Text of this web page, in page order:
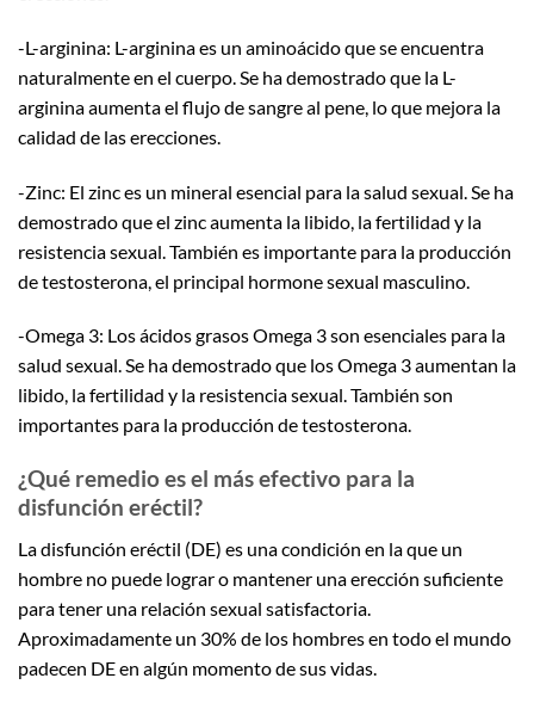
-L-arginina: L-arginina es un aminoácido que se encuentra
naturalmente en el cuerpo. Se ha demostrado que la L-
arginina aumenta el flujo de sangre al pene, lo que mejora la
calidad de las erecciones.
-Zinc: El zinc es un mineral esencial para la salud sexual. Se ha
demostrado que el zinc aumenta la libido, la fertilidad y la
resistencia sexual. También es importante para la producción
de testosterona, el principal hormone sexual masculino.
-Omega 3: Los ácidos grasos Omega 3 son esenciales para la
salud sexual. Se ha demostrado que los Omega 3 aumentan la
libido, la fertilidad y la resistencia sexual. También son
importantes para la producción de testosterona.
¿Qué remedio es el más efectivo para la
disfunción eréctil?
La disfunción eréctil (DE) es una condición en la que un
hombre no puede lograr o mantener una erección suficiente
para tener una relación sexual satisfactoria.
Aproximadamente un 30% de los hombres en todo el mundo
padecen DE en algún momento de sus vidas.